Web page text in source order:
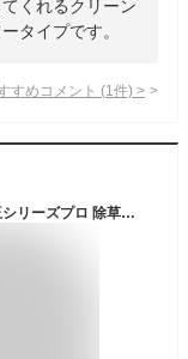
くれるクリーン
タイプです。
すめコメント (1 件) >
【Amazon.co.jp限定】フマキラー カダン除草王シリーズプロ 除草王シャワーS 2L おまけ付き【速効除草&8ヵ月】【おうちの周りのあらゆる雑草に効く】